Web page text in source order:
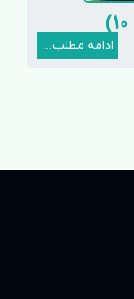
ادامه مطلب...